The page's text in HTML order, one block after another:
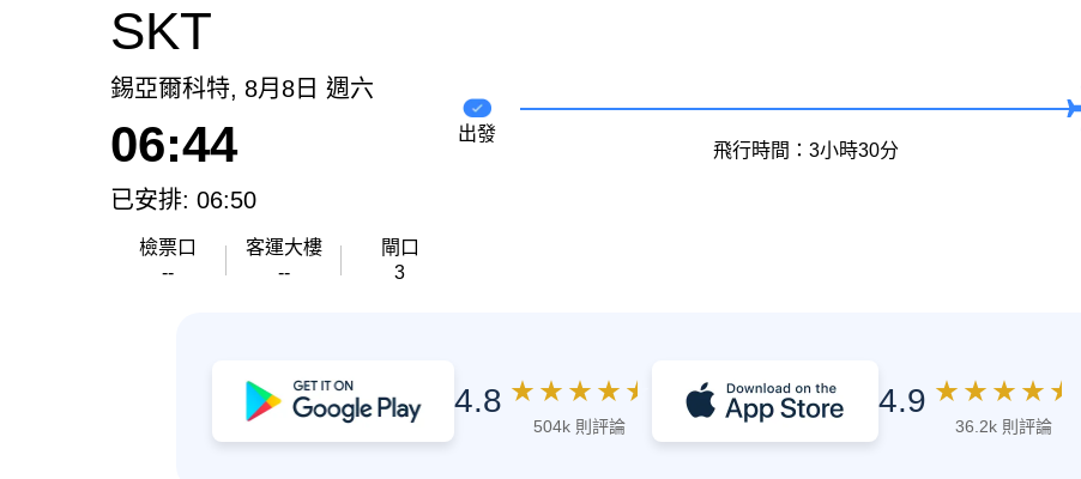
SKT
錫亞爾科特, 8月8日 週六
06:44
已安排: 06:50
檢票口
--
客運大樓
--
閘口
3
出發
飛行時間：3小時30分
4.8 ★ ★ ★ ★ ★
504k 則評論
4.9 ★ ★ ★ ★ ★
36.2k 則評論